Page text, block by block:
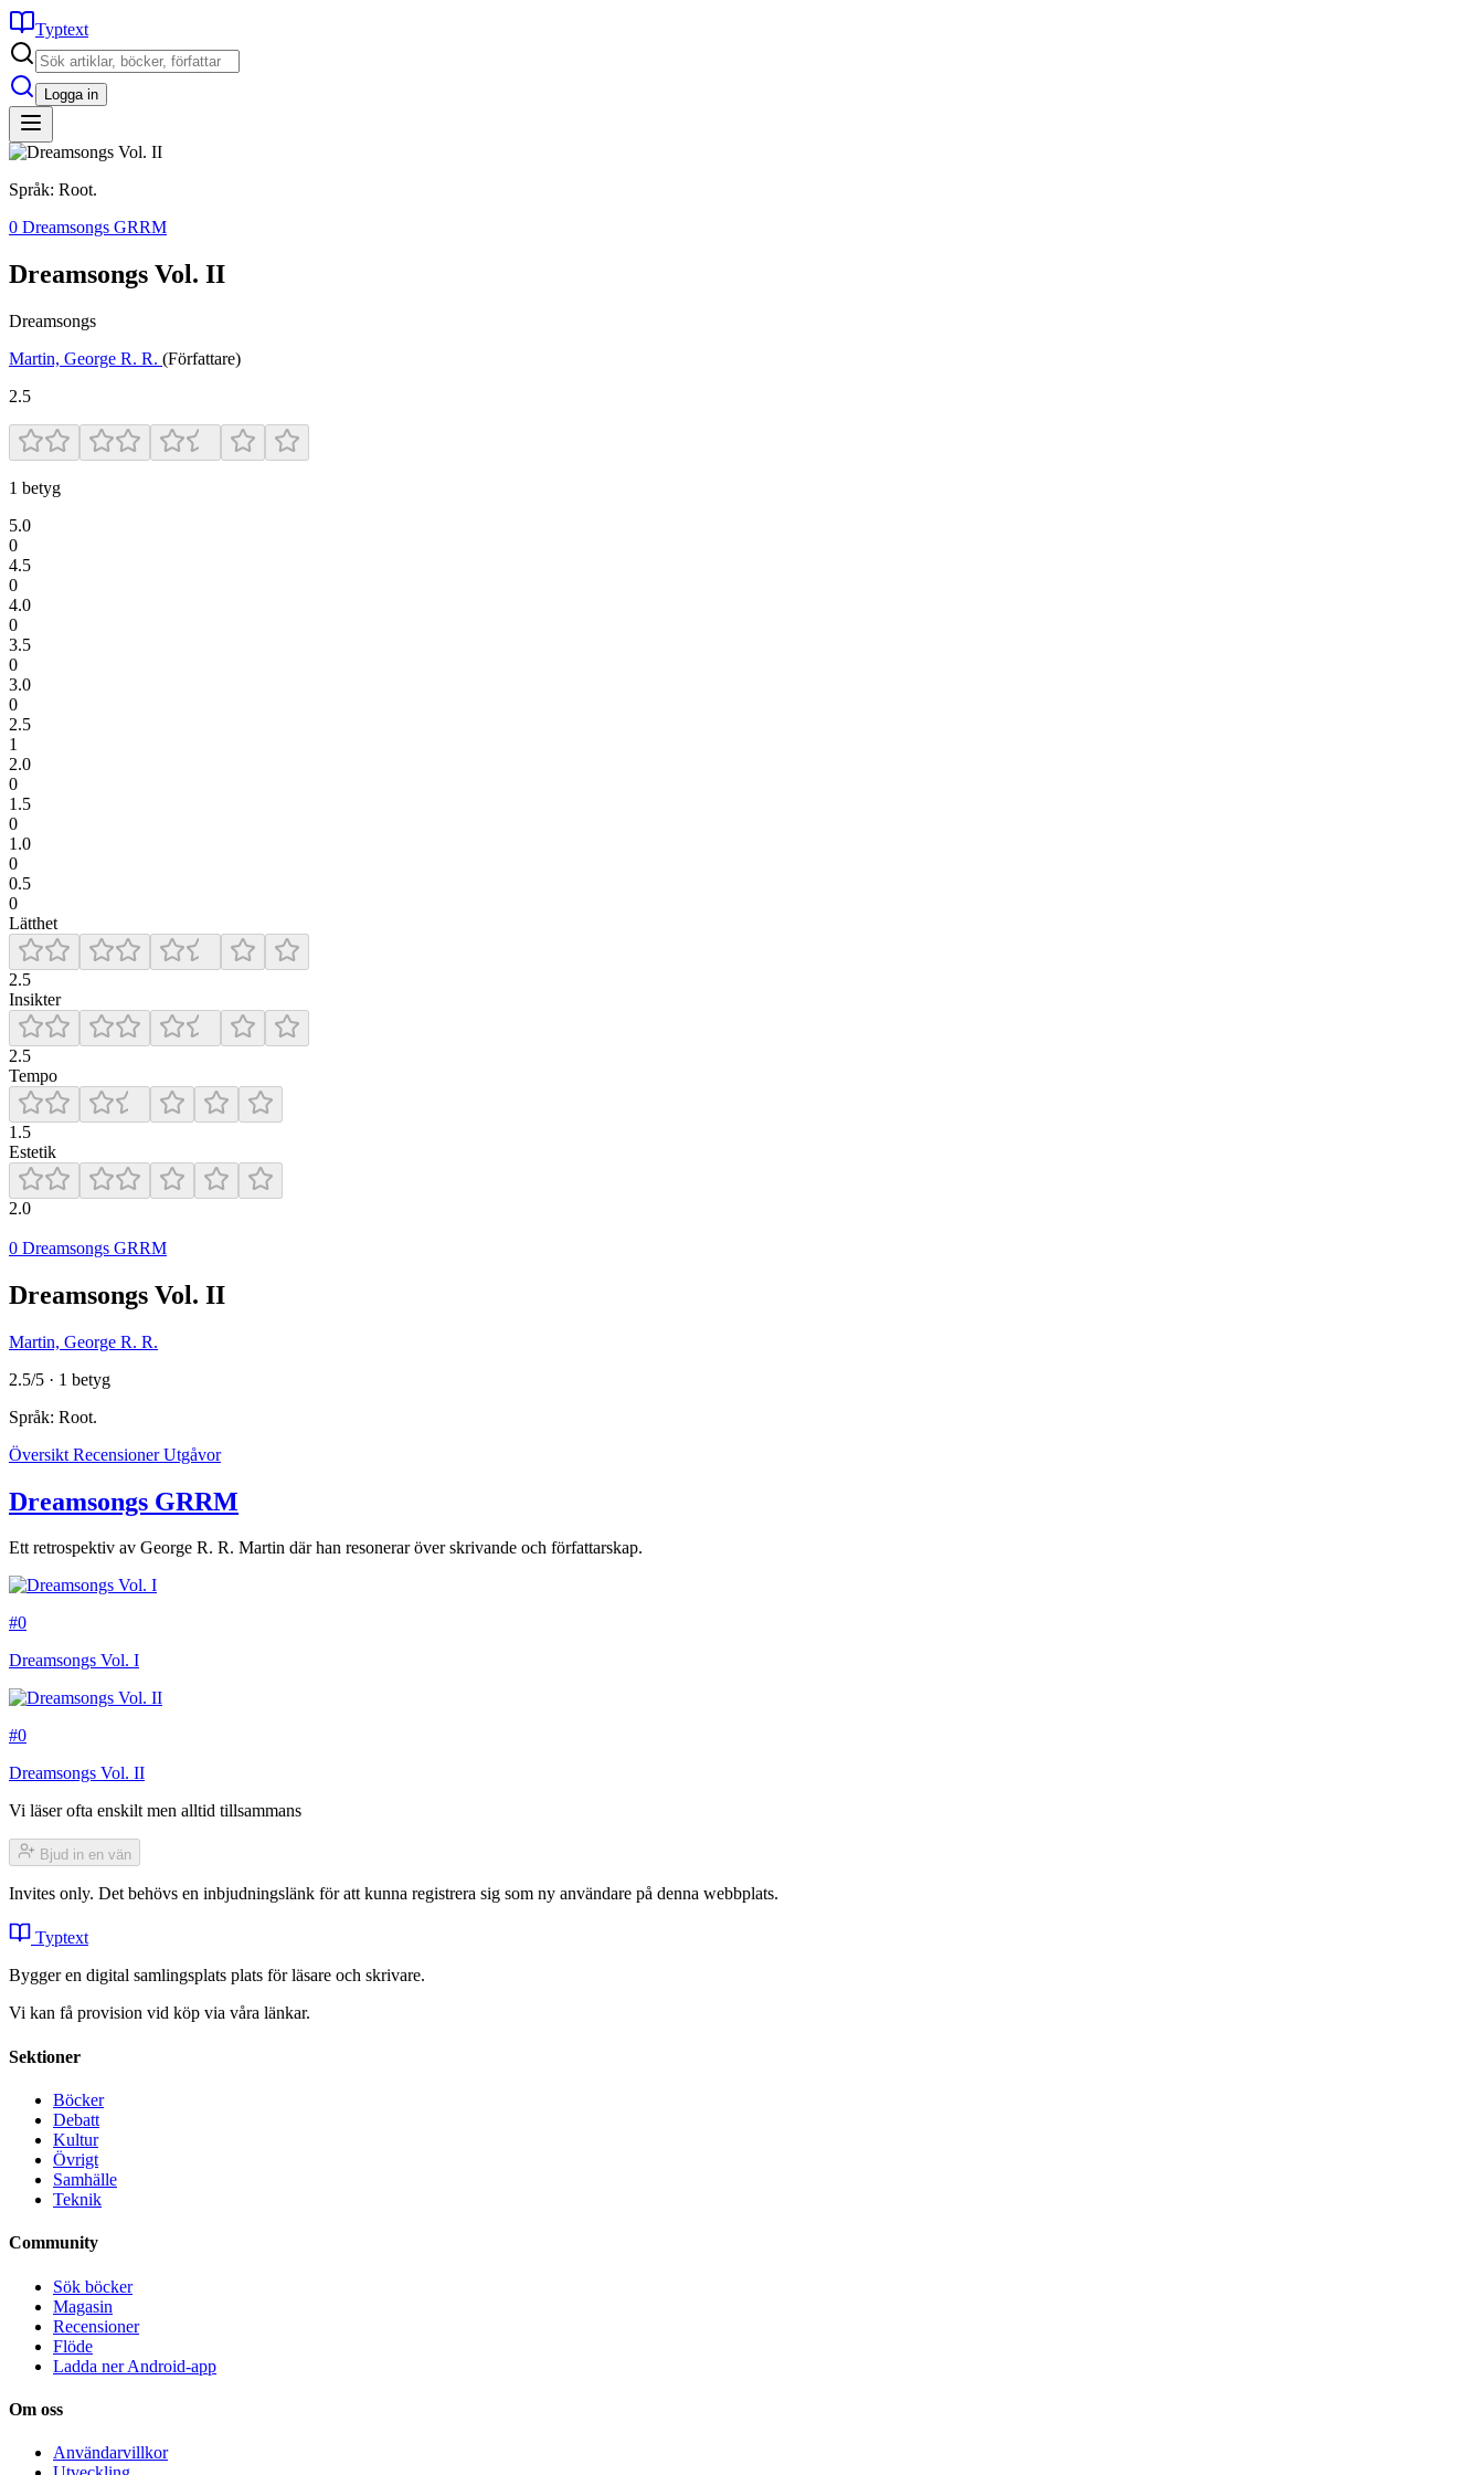
Typtext
Logga in
Språk: Root.
0 Dreamsongs GRRM
Dreamsongs Vol. II
Dreamsongs
Martin, George R. R. (Författare)
2.5
1 betyg
5.0
0
4.5
0
4.0
0
3.5
0
3.0
0
2.5
1
2.0
0
1.5
0
1.0
0
0.5
0
Lätthet
2.5
Insikter
2.5
Tempo
1.5
Estetik
2.0
0 Dreamsongs GRRM
Dreamsongs Vol. II
Martin, George R. R.
2.5/5 · 1 betyg
Språk: Root.
Översikt RecensionerUtgåvor
Dreamsongs GRRM
Ett retrospektiv av George R. R. Martin där han resonerar över skrivande och författarskap.
#0
Dreamsongs Vol. I
#0
Dreamsongs Vol. II
Vi läser ofta enskilt men alltid tillsammans
Bjud in en vän
Invites only. Det behövs en inbjudningslänk för att kunna registrera sig som ny användare på denna webbplats.
Typtext
Bygger en digital samlingsplats plats för läsare och skrivare.
Vi kan få provision vid köp via våra länkar.
Sektioner
Böcker
Debatt
Kultur
Övrigt
Samhälle
Teknik
Community
Sök böcker
Magasin
Recensioner
Flöde
Ladda ner Android-app
Om oss
Användarvillkor